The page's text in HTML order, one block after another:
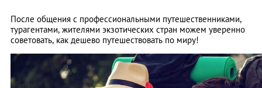
После общения с профессиональными путешественниками,
турагентами, жителями экзотических стран можем уверенно
советовать, как дешево путешествовать по миру!